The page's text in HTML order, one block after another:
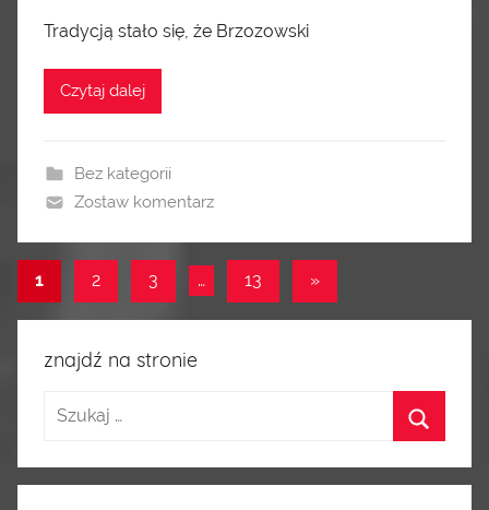
Tradycją stało się, że Brzozowski
Czytaj dalej
Bez kategorii
Zostaw komentarz
Nawigacja
1 2 3 … 13
Następne
»
znajdź na stronie